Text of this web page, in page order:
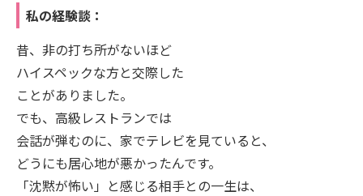
私の経験談：
昔、非の打ち所がないほど
ハイスペックな方と交際した
ことがありました。
でも、高級レストランでは
会話が弾むのに、家でテレビを見ていると、
どうにも居心地が悪かったんです。
「沈黙が怖い」と感じる相手との一生は、